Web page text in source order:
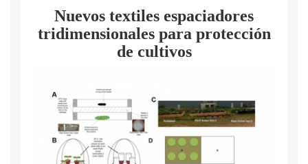
Nuevos textiles espaciadores
tridimensionales para protección
de cultivos